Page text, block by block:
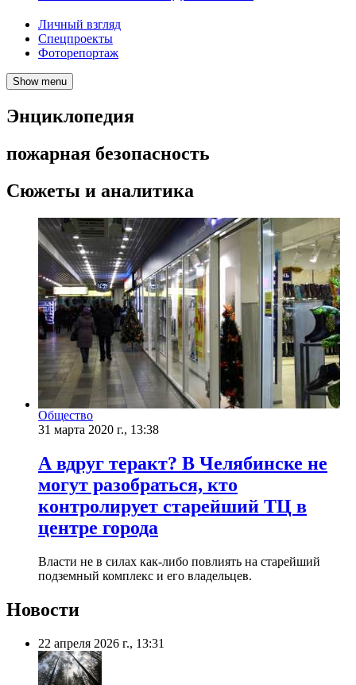
Личный взгляд
Спецпроекты
Фоторепортаж
Show menu
Энциклопедия
пожарная безопасность
Сюжеты и аналитика
Общество
31 марта 2020 г., 13:38
А вдруг теракт? В Челябинске не
могут разобраться, кто
контролирует старейший ТЦ в
центре города
Власти не в силах как-либо повлиять на старейший
подземный комплекс и его владельцев.
Новости
22 апреля 2026 г., 13:31